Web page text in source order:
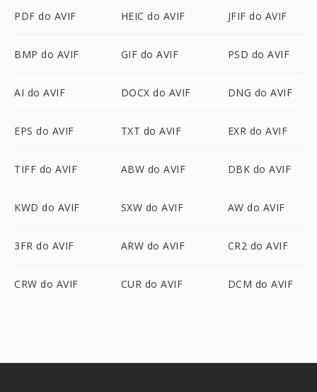
PDF do AVIF HEIC do AVIF JFIF do AVIF
BMP do AVIF GIF do AVIF PSD do AVIF
AI do AVIF DOCX do AVIF DNG do AVIF
EPS do AVIF TXT do AVIF EXR do AVIF
TIFF do AVIF ABW do AVIF DBK do AVIF
KWD do AVIF SXW do AVIF AW do AVIF
3FR do AVIF ARW do AVIF CR2 do AVIF
CRW do AVIF CUR do AVIF DCM do AVIF